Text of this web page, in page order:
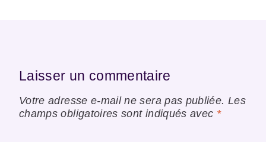
Laisser un commentaire
Votre adresse e-mail ne sera pas publiée. Les
champs obligatoires sont indiqués avec *